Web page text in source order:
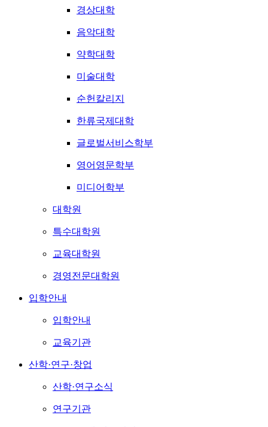
경상대학
음악대학
약학대학
미술대학
순헌칼리지
한류국제대학
글로벌서비스학부
영어영문학부
미디어학부
대학원
특수대학원
교육대학원
경영전문대학원
입학안내
입학안내
교육기관
산학·연구·창업
산학·연구소식
연구기관